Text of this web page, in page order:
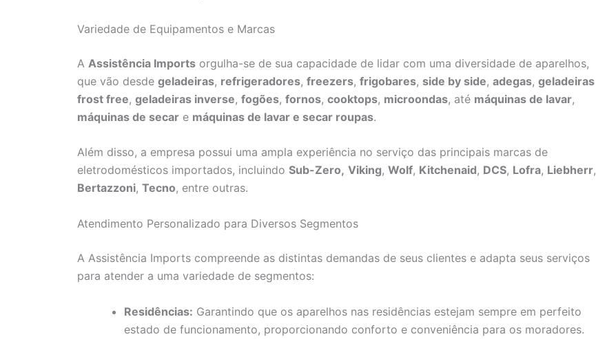
Variedade de Equipamentos e Marcas
A Assistência Imports orgulha-se de sua capacidade de lidar com uma diversidade de aparelhos,
que vão desde geladeiras, refrigeradores, freezers, frigobares, side by side, adegas, geladeiras
frost free, geladeiras inverse, fogões, fornos, cooktops, microondas, até máquinas de lavar,
máquinas de secar e máquinas de lavar e secar roupas.
Além disso, a empresa possui uma ampla experiência no serviço das principais marcas de
eletrodomésticos importados, incluindo Sub-Zero, Viking, Wolf, Kitchenaid, DCS, Lofra, Liebherr,
Bertazzoni, Tecno, entre outras.
Atendimento Personalizado para Diversos Segmentos
A Assistência Imports compreende as distintas demandas de seus clientes e adapta seus serviços
para atender a uma variedade de segmentos:
Residências: Garantindo que os aparelhos nas residências estejam sempre em perfeito
estado de funcionamento, proporcionando conforto e conveniência para os moradores.